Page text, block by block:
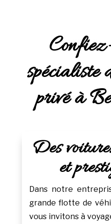
spécialiste
privé à
Des
et
Dans notre
grande flotte de
vous invitons à